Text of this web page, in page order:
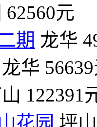
62560元
期 龙华
龙华
122391
花园 坪山